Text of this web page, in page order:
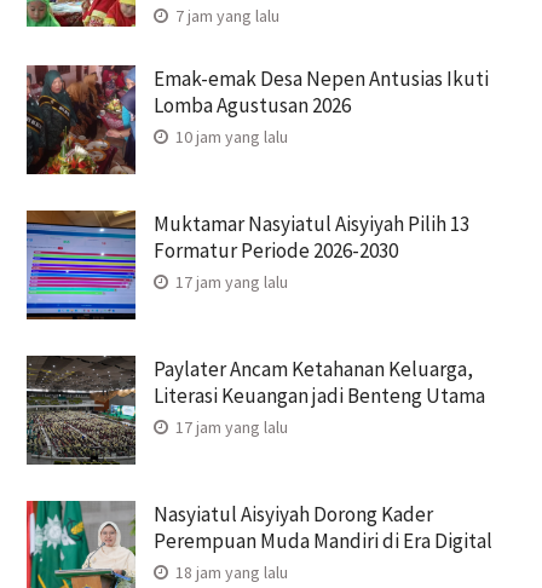
7 jam yang lalu
Emak-emak Desa Nepen Antusias Ikuti
Lomba Agustusan 2026
10 jam yang lalu
Muktamar Nasyiatul Aisyiyah Pilih 13
Formatur Periode 2026-2030
17 jam yang lalu
Paylater Ancam Ketahanan Keluarga,
Literasi Keuangan jadi Benteng Utama
17 jam yang lalu
Nasyiatul Aisyiyah Dorong Kader
Perempuan Muda Mandiri di Era Digital
18 jam yang lalu